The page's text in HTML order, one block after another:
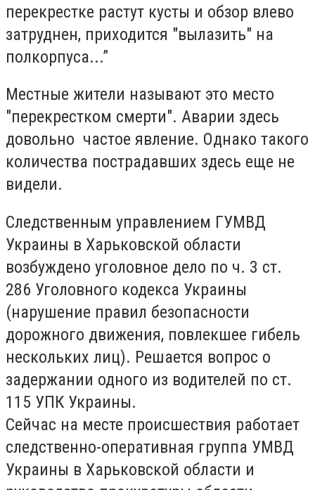
перекрестке растут кусты и обзор влево
затруднен, приходится "вылазить" на
полкорпуса...”
Местные жители называют это место
"перекрестком смерти". Аварии здесь
довольно частое явление. Однако такого
количества пострадавших здесь еще не
видели.
Следственным управлением ГУМВД
Украины в Харьковской области
возбуждено уголовное дело по ч. 3 ст.
286 Уголовного кодекса Украины
(нарушение правил безопасности
дорожного движения, повлекшее гибель
нескольких лиц). Решается вопрос о
задержании одного из водителей по ст.
115 УПК Украины.
Сейчас на месте происшествия работает
следственно-оперативная группа УМВД
Украины в Харьковской области и